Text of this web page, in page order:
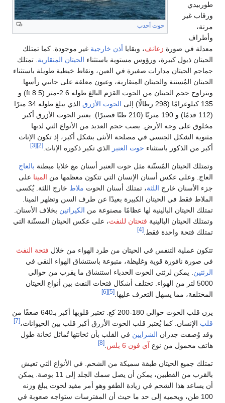
حوت أحدب
طوربيدي
ورقاب غير
مرنة،
وأطراف
معدلة في صورة زعانف، وبقايا أذن خارجية غير موجودة. كما تمتلك
الحيتان ذيول كبيرة، ورؤوس مستوية باستثناء الحيتان المنقارية. تمتلك
جماجم الحيتان مدارات صغيرة في العين، ونقاط خيطية طويلة باستثناء
الحيتان المُسننة والحيتان المنقارية، وعيون معلقة على جانبي رأسها.
ويتراوح حجم الحيتان من الحوت القزم البالغ طوله 2.6-متر (8.5 ft) و
135 كيلوغرامًا (298 رطالًا) إلى
الحوت الأزرق
الذي يبلغ طوله 34 مترًا
(112 قدمًا) و 190 متريًا (210 طنًا قصيرًا). يعتبر الحوت الأزرق أكبر
مخلوق على وجه الأرض. يصب حجم العديد من الأنواع التي لديها
مثنوية الشكل الجنسي في مصلحة الأنثى بشكل أكبر، إذ تكون الإناث
أكبر من الذكور باستثناء حوت العنبر الذي تكبر ذكوره الإناث.[2]
[3]
وتمتلك الحيتان المًسنّنة مثل حوت العنبر أسنان مع خلايا مبطنة بالعاج
العاج. وعلى عكس أسنان الإنسان التي تتكون معظمها من المينا على
جزء الأسنان خارج اللثة، تمتلك أسنان الحوت ملاط خارج اللثة. يُكسى
الملاط فقط في الحيتان الكبيرة بعيدًا عن طرف السن وتظهر المينا.
تمتلك الحيتان البالينية لها عظامًا مصنوعة من الكيراتين بخلاف الأسنان.
وتمتلك الحيتان البالينية فتحتان للنفث، على عكس الحيتان المسنّنة التي
تمتلك فتحة واحدة فقط.[4]
تتكون عملية التنفس في الحيتان من طرد الهواء من خلال فتحة النفث
في صورة نافورة قوية وغليظة، متبوعة باستنشاق الهواء النقي في
الرئتين. يمكن لرئتي الحوت الحدباء استنشاق ما يقرب من حوالي
5000 لتر من الهواء. تختلف أشكال فتحات النفث بين أنواع الحيتان
المختلفة، مما يسهل التعرف عليها.[5]
[6]
يزن قلب الحوت حوالي 180-200 كغ. تعتبر قلوبها أكبر بـ640 ضعفًا من
قلب الإنسان. كما يُعتبر قلب الحوت الأزرق أكبر قلب بين الحيوانات،[7]
وقد وُصفت جدران الشرايين في القلب بأن ثخانتها تُماثل ثخانة طول
هاتف محمول من نوع آي فون 6 بلس .
[8]
تمتلك جميع الحيتان طبقة سميكة من الشحم. في الأنواع التي تعيش
بالقرب من القطبين، يمكن أن يصل سمك الجلد إلى 11 بوصة. يمكن
أن يساعد هذا الشحم في زيادة الطفو وهو أمر مفيد لحوت يبلغ وزنه
100 طن، ويحميه إلى حد ما حيث أن المفترسات ستواجه صعوبة في